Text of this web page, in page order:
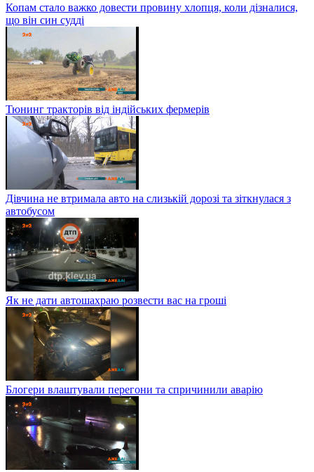
Копам стало важко довести провину хлопця, коли дізналися,
що він син судді
Тюнинг тракторів від індійських фермерів
Дівчина не втримала авто на слизькій дорозі та зіткнулася з
автобусом
Як не дати автошахраю розвести вас на гроші
Блогери влаштували перегони та спричинили аварію